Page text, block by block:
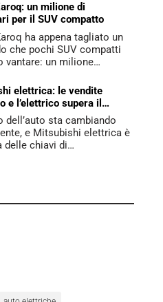
un milione di
per il SUV compatto
ha appena tagliato un
che pochi SUV compatti
vantare: un milione…
elettrica: le vendite
e l’elettrico supera il
dell’auto sta cambiando
e Mitsubishi elettrica è
delle chiavi di…